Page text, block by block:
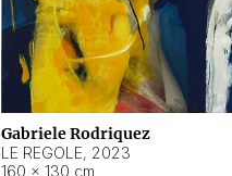
Gabriele Rodriquez
LE REGOLE, 2023
160 × 130 cm